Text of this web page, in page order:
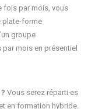
fois par mois, vous
plate-forme
groupe
par mois en présentiel
Vous serez réparti·es
en formation hybride.